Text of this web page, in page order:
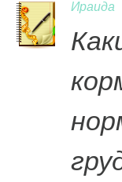
Ираида